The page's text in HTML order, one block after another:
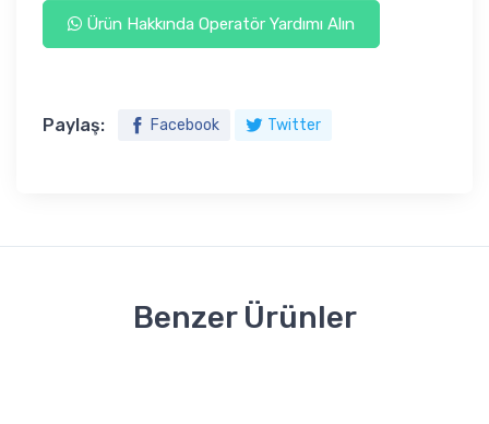
Ürün Hakkında Operatör Yardımı Alın
Paylaş: Facebook Twitter
Benzer Ürünler